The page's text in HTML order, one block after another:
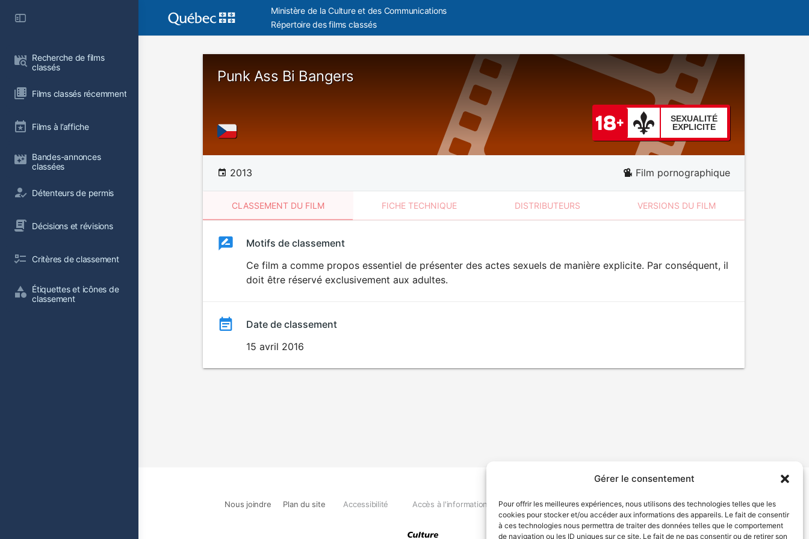
Gérer le consentement
Pour offrir les meilleures expériences, nous utilisons des technologies telles que les
cookies pour stocker et/ou accéder aux informations des appareils. Le fait de consentir
à ces technologies nous permettra de traiter des données telles que le comportement
de navigation ou les ID uniques sur ce site. Le fait de ne pas consentir ou de retirer son
Recherche de films
classés
Films classés récemment
Films à l’affiche
Bandes-annonces
classées
Détenteurs de permis
Décisions et révisions
Critères de classement
Étiquettes et icônes de
classement
Ministère de la Culture et des Communications
Répertoire des films classés
Punk Ass Bi Bangers
SEXUALITÉ
EXPLICITE
2013 Film pornographique
CLASSEMENT DU FILM FICHE TECHNIQUE DISTRIBUTEURS VERSIONS DU FILM
ClassementClassement
SEXUALITÉ
EXPLICITE
Motifs de classement
Ce film a comme propos essentiel de présenter des actes sexuels de manière explicite. Par conséquent, il
doit être réservé exclusivement aux adultes.
Date de classement
15 avril 2016
Nous joindre Plan du site Accessibilité Accès à l'information Déclaration de services Politique de confidentialité